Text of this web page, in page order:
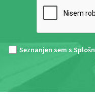
Seznanjen sem s